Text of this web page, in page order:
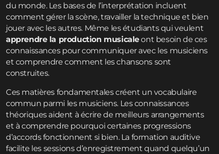
du monde. Les bases de l’interprétation incluent
comment gérer la scène, travailler la technique et bien
jouer avec les autres. Même les étudiants qui veulent
apprendre la production musicaleont besoin de ces
connaissances pour communiquer avec les musiciens
et comprendre comment les chansons sont
construites.
Ces matières fondamentales créent un vocabulaire
commun parmi les musiciens. Les connaissances
théoriques aident à écrire de meilleurs arrangements
et à comprendre pourquoi certaines progressions
d’accords fonctionnent si bien. La formation auditive
facilite les sessions d’enregistrement quand quelqu’un